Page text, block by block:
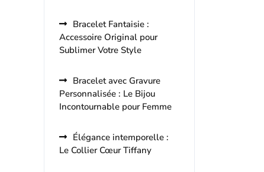
Bracelet Fantaisie :
Accessoire Original pour
Sublimer Votre Style
Bracelet avec Gravure
Personnalisée : Le Bijou
Incontournable pour Femme
Élégance intemporelle :
Le Collier Cœur Tiffany